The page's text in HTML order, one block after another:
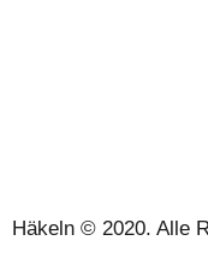
Häkeln © 2020. Alle